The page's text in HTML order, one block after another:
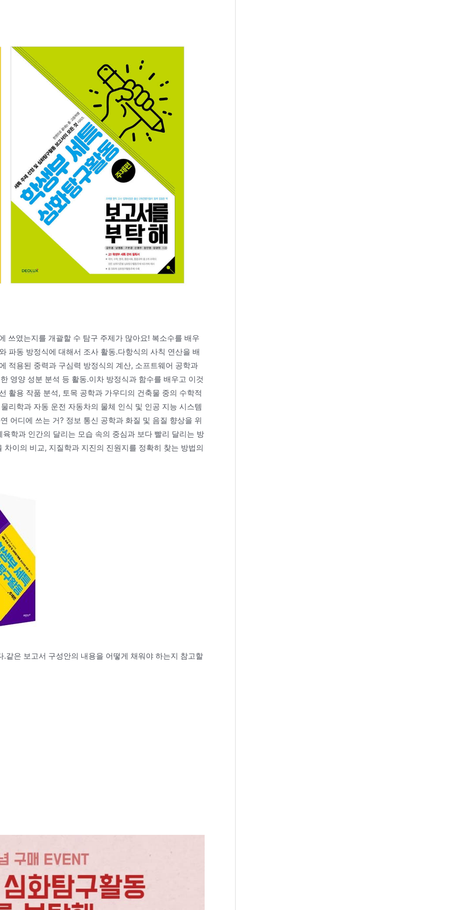
쓰였는지를 개괄할 수 탐구 주제가 많아요! 복소수를 배우
파동 방정식에 대해서 조사 활동.다항식의 사칙 연산을 배
적용된 중력과 구심력 방정식의 계산, 소프트웨어 공학과
영양 성분 분석 등 활동.이차 방정식과 함수를 배우고 이것
활용 작품 분석, 토목 공학과 가우디의 건축물 중의 수학적
리학과 자동 운전 자동차의 물체 인식 및 인공 지능 시스템
어디에 쓰는 거? 정보 통신 공학과 화질 및 음질 향상을 위
학과 인간의 달리는 모습 속의 중심과 보다 빨리 달리는 방
이의 비교, 지질학과 지진의 진원지를 정확히 찾는 방법의
은 보고서 구성안의 내용을 어떻게 채워야 하는지 참고할